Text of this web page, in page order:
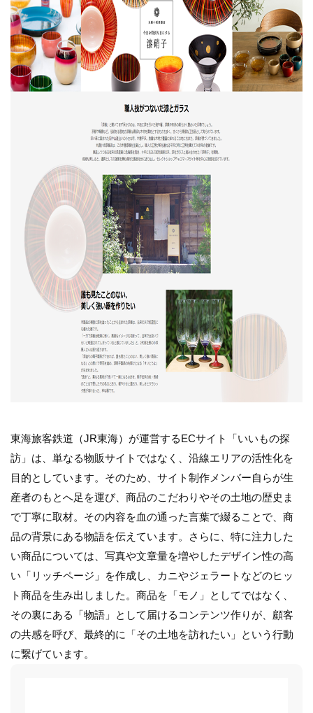
東海旅客鉄道（JR東海）が運営するECサイト「いいもの探
訪」は、単なる物販サイトではなく、沿線エリアの活性化を
目的としています。そのため、サイト制作メンバー自らが生
産者のもとへ足を運び、商品のこだわりやその土地の歴史ま
で丁寧に取材。その内容を血の通った言葉で綴ることで、商
品の背景にある物語を伝えています。さらに、特に注力した
い商品については、写真や文章量を増やしたデザイン性の高
い「リッチページ」を作成し、カニやジェラートなどのヒッ
ト商品を生み出しました。商品を「モノ」としてではなく、
その裏にある「物語」として届けるコンテンツ作りが、顧客
の共感を呼び、最終的に「その土地を訪れたい」という行動
に繋げています。